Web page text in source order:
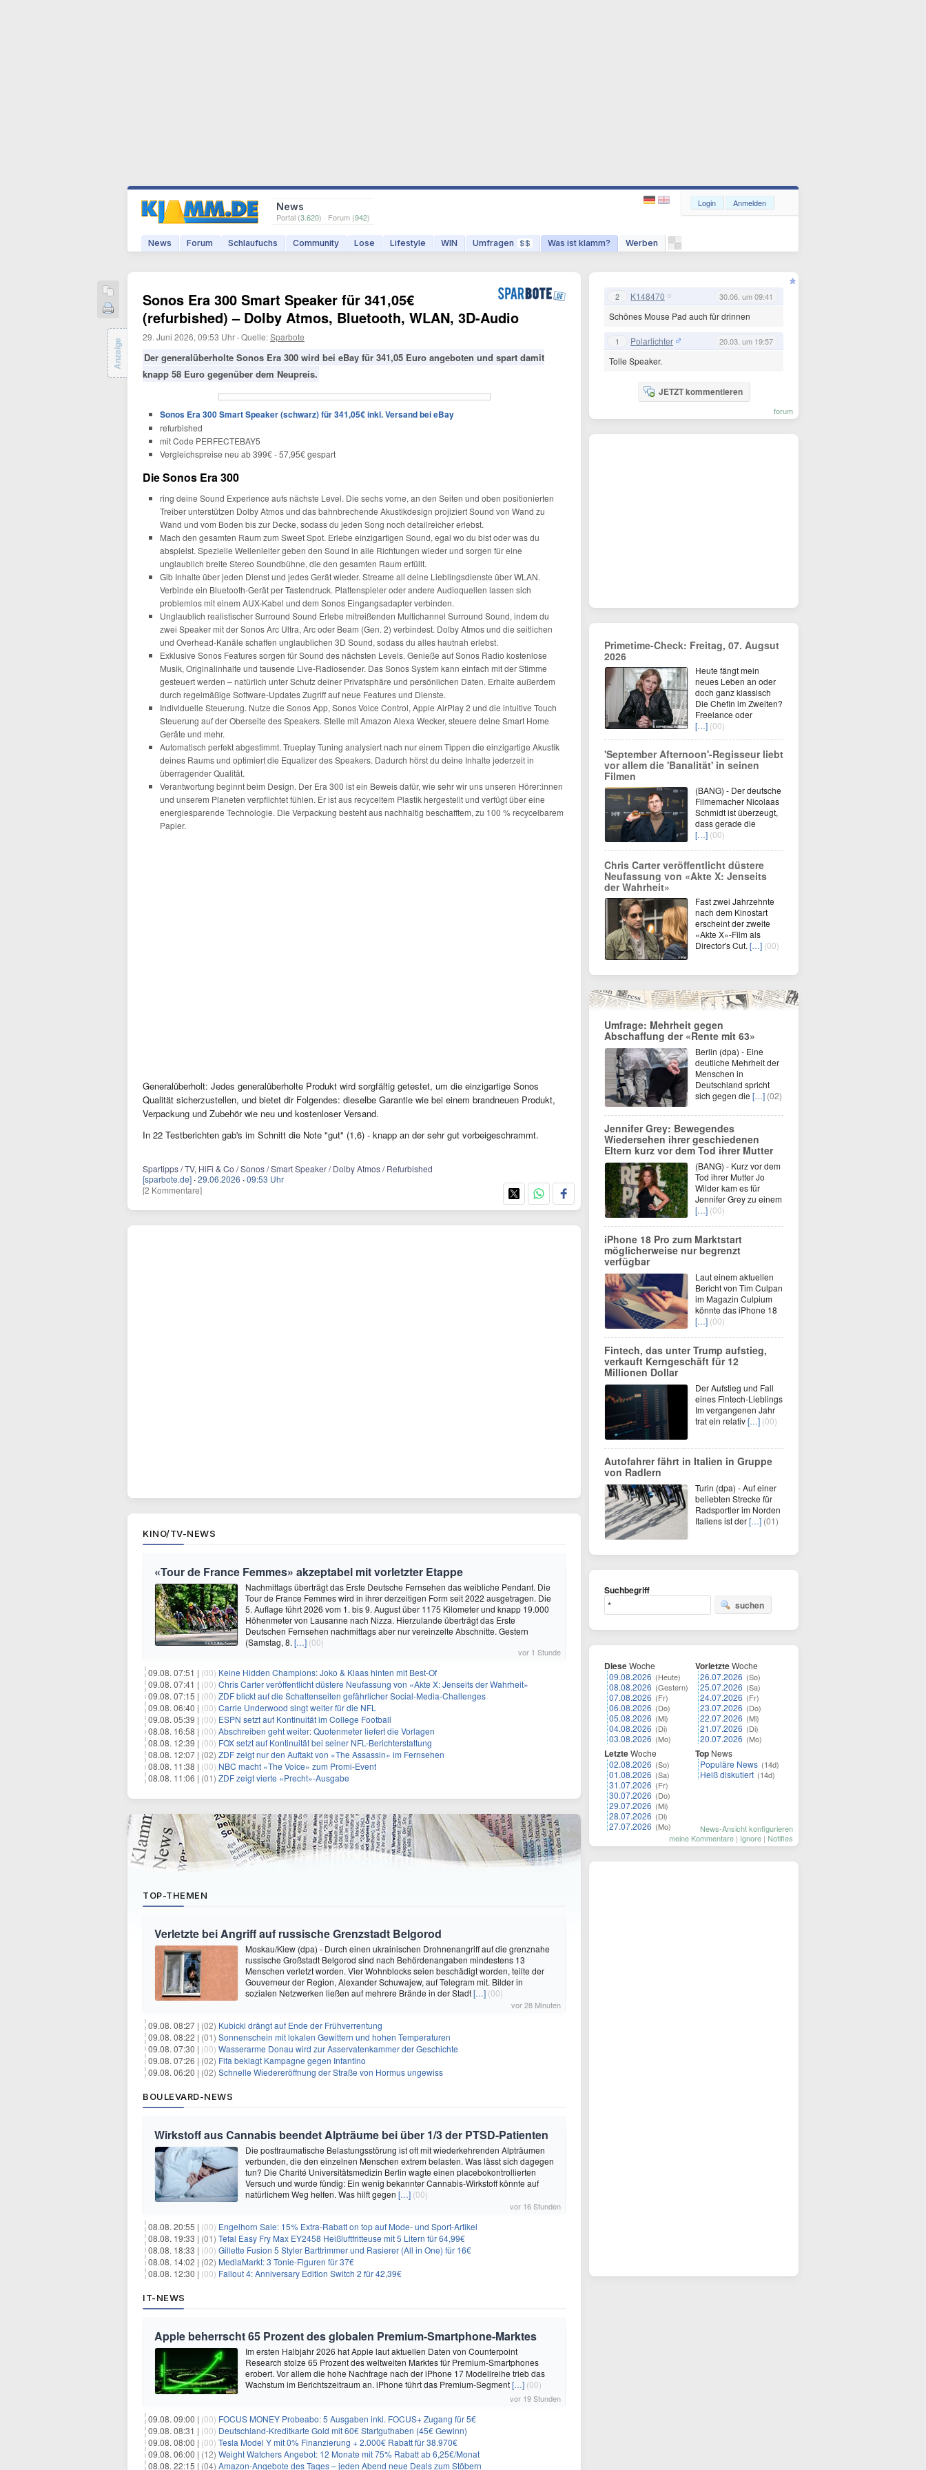
News
Portal (3.620) · Forum (942)
News Forum Schlaufuchs Community Lose Lifestyle WIN Umfragen $$ Was ist klamm? Werben
Login Anmelden
Sonos Era 300 Smart Speaker für 341,05€
(refurbished) – Dolby Atmos, Bluetooth, WLAN, 3D-Audio
29. Juni 2026, 09:53 Uhr ·Quelle:Sparbote
Der generalüberholte Sonos Era 300 wird bei eBay für 341,05 Euro angeboten und spart damit
knapp 58 Euro gegenüber dem Neupreis.
Sonos Era 300 Smart Speaker (schwarz) für 341,05€ inkl. Versand bei eBay
refurbished
mit Code PERFECTEBAY5
Vergleichspreise neu ab 399€ - 57,95€ gespart
Die Sonos Era 300
ring deine Sound Experience aufs nächste Level. Die sechs vorne, an den Seiten und oben positionierten
Treiber unterstützen Dolby Atmos und das bahnbrechende Akustikdesign projiziert Sound von Wand zu
Wand und vom Boden bis zur Decke, sodass du jeden Song noch detailreicher erlebst.
Mach den gesamten Raum zum Sweet Spot. Erlebe einzigartigen Sound, egal wo du bist oder was du
abspielst. Spezielle Wellenleiter geben den Sound in alle Richtungen wieder und sorgen für eine
unglaublich breite Stereo Soundbühne, die den gesamten Raum erfüllt.
Gib Inhalte über jeden Dienst und jedes Gerät wieder. Streame all deine Lieblingsdienste über WLAN.
Verbinde ein Bluetooth-Gerät per Tastendruck. Plattenspieler oder andere Audioquellen lassen sich
problemlos mit einem AUX-Kabel und dem Sonos Eingangsadapter verbinden.
Unglaublich realistischer Surround Sound Erlebe mitreißenden Multichannel Surround Sound, indem du
zwei Speaker mit der Sonos Arc Ultra, Arc oder Beam (Gen. 2) verbindest. Dolby Atmos und die seitlichen
und Overhead-Kanäle schaffen unglaublichen 3D Sound, sodass du alles hautnah erlebst.
Exklusive Sonos Features sorgen für Sound des nächsten Levels. Genieße auf Sonos Radio kostenlose
Musik, Originalinhalte und tausende Live-Radiosender. Das Sonos System kann einfach mit der Stimme
gesteuert werden – natürlich unter Schutz deiner Privatsphäre und persönlichen Daten. Erhalte außerdem
durch regelmäßige Software-Updates Zugriff auf neue Features und Dienste.
Individuelle Steuerung. Nutze die Sonos App, Sonos Voice Control, Apple AirPlay 2 und die intuitive Touch
Steuerung auf der Oberseite des Speakers. Stelle mit Amazon Alexa Wecker, steuere deine Smart Home
Geräte und mehr.
Automatisch perfekt abgestimmt. Trueplay Tuning analysiert nach nur einem Tippen die einzigartige Akustik
deines Raums und optimiert die Equalizer des Speakers. Dadurch hörst du deine Inhalte jederzeit in
überragender Qualität.
Verantwortung beginnt beim Design. Der Era 300 ist ein Beweis dafür, wie sehr wir uns unseren Hörer:innen
und unserem Planeten verpflichtet fühlen. Er ist aus recyceltem Plastik hergestellt und verfügt über eine
energiesparende Technologie. Die Verpackung besteht aus nachhaltig beschafftem, zu 100 % recycelbarem
Papier.
Generalüberholt: Jedes generalüberholte Produkt wird sorgfältig getestet, um die einzigartige Sonos
Qualität sicherzustellen, und bietet dir Folgendes: dieselbe Garantie wie bei einem brandneuen Produkt,
Verpackung und Zubehör wie neu und kostenloser Versand.
In 22 Testberichten gab's im Schnitt die Note "gut" (1,6) - knapp an der sehr gut vorbeigeschrammt.
Spartipps / TV, HiFi & Co / Sonos / Smart Speaker / Dolby Atmos / Refurbished
[sparbote.de] ·29.06.2026 ·09:53 Uhr
[2 Kommentare]
Anzeige
KINO/TV-NEWS
«Tour de France Femmes» akzeptabel mit vorletzter Etappe
Nachmittags überträgt das Erste Deutsche Fernsehen das weibliche Pendant. Die
Tour de France Femmes wird in ihrer derzeitigen Form seit 2022 ausgetragen. Die
5. Auflage führt 2026 vom 1. bis 9. August über 1175 Kilometer und knapp 19.000
Höhenmeter von Lausanne nach Nizza. Hierzulande überträgt das Erste
Deutschen Fernsehen nachmittags aber nur vereinzelte Abschnitte. Gestern
(Samstag, 8. […] (00)
vor 1 Stunde
09.08. 07:51 | (00) Keine Hidden Champions: Joko & Klaas hinten mit Best-Of
09.08. 07:41 | (00) Chris Carter veröffentlicht düstere Neufassung von «Akte X: Jenseits der Wahrheit»
09.08. 07:15 | (00) ZDF blickt auf die Schattenseiten gefährlicher Social-Media-Challenges
09.08. 06:40 | (00) Carrie Underwood singt weiter für die NFL
09.08. 05:39 | (00) ESPN setzt auf Kontinuität im College Football
08.08. 16:58 | (00) Abschreiben geht weiter: Quotenmeter liefert die Vorlagen
08.08. 12:39 | (00) FOX setzt auf Kontinuität bei seiner NFL-Berichterstattung
08.08. 12:07 | (02) ZDF zeigt nur den Auftakt von «The Assassin» im Fernsehen
08.08. 11:38 | (00) NBC macht «The Voice» zum Promi-Event
08.08. 11:06 | (01) ZDF zeigt vierte «Precht»-Ausgabe
TOP-THEMEN
Verletzte bei Angriff auf russische Grenzstadt Belgorod
Moskau/Kiew (dpa) - Durch einen ukrainischen Drohnenangriff auf die grenznahe
russische Großstadt Belgorod sind nach Behördenangaben mindestens 13
Menschen verletzt worden. Vier Wohnblocks seien beschädigt worden, teilte der
Gouverneur der Region, Alexander Schuwajew, auf Telegram mit. Bilder in
sozialen Netzwerken ließen auf mehrere Brände in der Stadt[…] (00)
vor 28 Minuten
09.08. 08:27 | (02) Kubicki drängt auf Ende der Frühverrentung
09.08. 08:22 | (01) Sonnenschein mit lokalen Gewittern und hohen Temperaturen
09.08. 07:30 | (00) Wasserarme Donau wird zur Asservatenkammer der Geschichte
09.08. 07:26 | (02) Fifa beklagt Kampagne gegen Infantino
09.08. 06:20 | (02) Schnelle Wiedereröffnung der Straße von Hormus ungewiss
BOULEVARD-NEWS
Wirkstoff aus Cannabis beendet Alpträume bei über 1/3 der PTSD-Patienten
Die posttraumatische Belastungsstörung ist oft mit wiederkehrenden Alpträumen
verbunden, die den einzelnen Menschen extrem belasten. Was lässt sich dagegen
tun? Die Charité Universitätsmedizin Berlin wagte einen placebokontrollierten
Versuch und wurde fündig: Ein wenig bekannter Cannabis-Wirkstoff könnte auf
natürlichem Weg helfen. Was hilft gegen […] (00)
vor 16 Stunden
08.08. 20:55 | (00) Engelhorn Sale: 15% Extra-Rabatt on top auf Mode- und Sport-Artikel
08.08. 19:33 | (01) Tefal Easy Fry Max EY2458 Heißluftfritteuse mit 5 Litern für 64,99€
08.08. 18:33 | (00) Gillette Fusion 5 Styler Barttrimmer und Rasierer (All in One) für 16€
08.08. 14:02 | (02) MediaMarkt: 3 Tonie-Figuren für 37€
08.08. 12:30 | (00) Fallout 4: Anniversary Edition Switch 2 für 42,39€
IT-NEWS
Apple beherrscht 65 Prozent des globalen Premium-Smartphone-Marktes
Im ersten Halbjahr 2026 hat Apple laut aktuellen Daten von Counterpoint
Research stolze 65 Prozent des weltweiten Marktes für Premium-Smartphones
erobert. Vor allem die hohe Nachfrage nach der iPhone 17 Modellreihe trieb das
Wachstum im Berichtszeitraum an. iPhone führt das Premium-Segment[…] (00)
vor 19 Stunden
09.08. 09:00 | (00) FOCUS MONEY Probeabo: 5 Ausgaben inkl. FOCUS+ Zugang für 5€
09.08. 08:31 | (00) Deutschland-Kreditkarte Gold mit 60€ Startguthaben (45€ Gewinn)
09.08. 08:00 | (00) Tesla Model Y mit 0% Finanzierung + 2.000€ Rabatt für 38.970€
09.08. 06:00 | (12) Weight Watchers Angebot: 12 Monate mit 75% Rabatt ab 6,25€/Monat
08.08. 22:15 | (04) Amazon-Angebote des Tages – jeden Abend neue Deals zum Stöbern
2 K148470 30.06. um 09:41
Schönes Mouse Pad auch für drinnen
1 Polarlichter 20.03. um 19:57
Tolle Speaker.
JETZT kommentieren
forum
Primetime-Check: Freitag, 07. Augsut
2026
Heute fängt mein
neues Leben an oder
doch ganz klassisch
Die Chefin im Zweiten?
Freelance oder
[…] (00)
'September Afternoon'-Regisseur liebt
vor allem die 'Banalität' in seinen
Filmen
(BANG) - Der deutsche
Filmemacher Nicolaas
Schmidt ist überzeugt,
dass gerade die
[…] (00)
Chris Carter veröffentlicht düstere
Neufassung von «Akte X: Jenseits
der Wahrheit»
Fast zwei Jahrzehnte
nach dem Kinostart
erscheint der zweite
«Akte X»-Film als
Director's Cut. […] (00)
Umfrage: Mehrheit gegen
Abschaffung der «Rente mit 63»
Berlin (dpa) - Eine
deutliche Mehrheit der
Menschen in
Deutschland spricht
sich gegen die […] (02)
Jennifer Grey: Bewegendes
Wiedersehen ihrer geschiedenen
Eltern kurz vor dem Tod ihrer Mutter
(BANG) - Kurz vor dem
Tod ihrer Mutter Jo
Wilder kam es für
Jennifer Grey zu einem
[…] (00)
iPhone 18 Pro zum Marktstart
möglicherweise nur begrenzt
verfügbar
Laut einem aktuellen
Bericht von Tim Culpan
im Magazin Culpium
könnte das iPhone 18
[…] (00)
Fintech, das unter Trump aufstieg,
verkauft Kerngeschäft für 12
Millionen Dollar
Der Aufstieg und Fall
eines Fintech-Lieblings
Im vergangenen Jahr
trat ein relativ[…] (00)
Autofahrer fährt in Italien in Gruppe
von Radlern
Turin (dpa) - Auf einer
beliebten Strecke für
Radsportler im Norden
Italiens ist der[…] (01)
Suchbegriff
suchen
DieseWoche
09.08.2026 (Heute)
08.08.2026 (Gestern)
07.08.2026 (Fr)
06.08.2026 (Do)
05.08.2026 (Mi)
04.08.2026 (Di)
03.08.2026 (Mo)
LetzteWoche
02.08.2026 (So)
01.08.2026 (Sa)
31.07.2026 (Fr)
30.07.2026 (Do)
29.07.2026 (Mi)
28.07.2026 (Di)
27.07.2026 (Mo)
VorletzteWoche
26.07.2026 (So)
25.07.2026 (Sa)
24.07.2026 (Fr)
23.07.2026 (Do)
22.07.2026 (Mi)
21.07.2026 (Di)
20.07.2026 (Mo)
Top News
Populäre News (14d)
Heiß diskutiert (14d)
News-Ansicht konfigurieren
meine Kommentare | Ignore | Notifies